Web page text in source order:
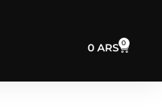
0 ARS 0
Cart